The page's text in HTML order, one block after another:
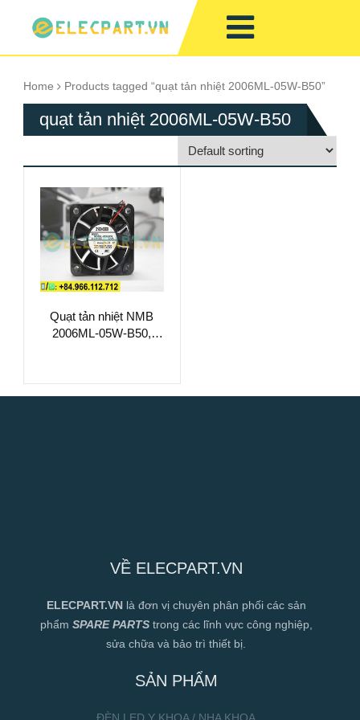
Home Products tagged “quạt tản nhiệt 2006ML-05W-B50”
quạt tản nhiệt 2006ML-05W-B50
Quạt tản nhiệt NMB
2006ML-05W-B50,
VỀ ELECPART.VN
ELECPART.VN là đơn vị chuyên phân phối các sản
phẩm SPARE PARTStrong các lĩnh vực công nghiệp,
sửa chữa và bảo trì thiết bị.
SẢN PHẨM
ĐÈN LED Y KHOA / NHA KHOA